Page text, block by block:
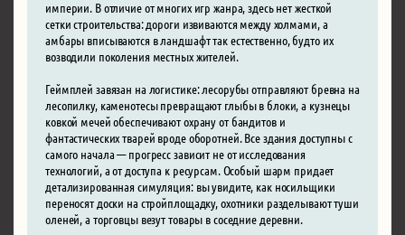
империи. В отличие от многих игр жанра, здесь нет жесткой
сетки строительства: дороги извиваются между холмами, а
амбары вписываются в ландшафт так естественно, будто их
возводили поколения местных жителей.
Геймплей завязан на логистике: лесорубы отправляют бревна на
лесопилку, каменотесы превращают глыбы в блоки, а кузнецы
ковкой мечей обеспечивают охрану от бандитов и
фантастических тварей вроде оборотней. Все здания доступны с
самого начала — прогресс зависит не от исследования
технологий, а от доступа к ресурсам. Особый шарм придает
детализированная симуляция: вы увидите, как носильщики
переносят доски на стройплощадку, охотники разделывают туши
оленей, а торговцы везут товары в соседние деревни.